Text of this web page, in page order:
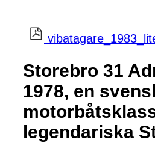
Storebro 31
1978, en
legendariska